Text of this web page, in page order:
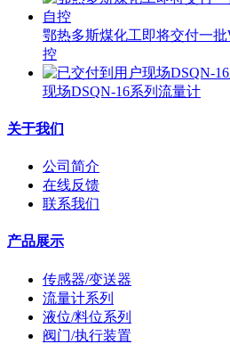
鄂热多斯煤化工即将交付一
控
现场DSQN-16系列流量计
关于我们
公司简介
在线反馈
联系我们
产品展示
传感器/变送器
流量计系列
液位/料位系列
阀门/执行装置